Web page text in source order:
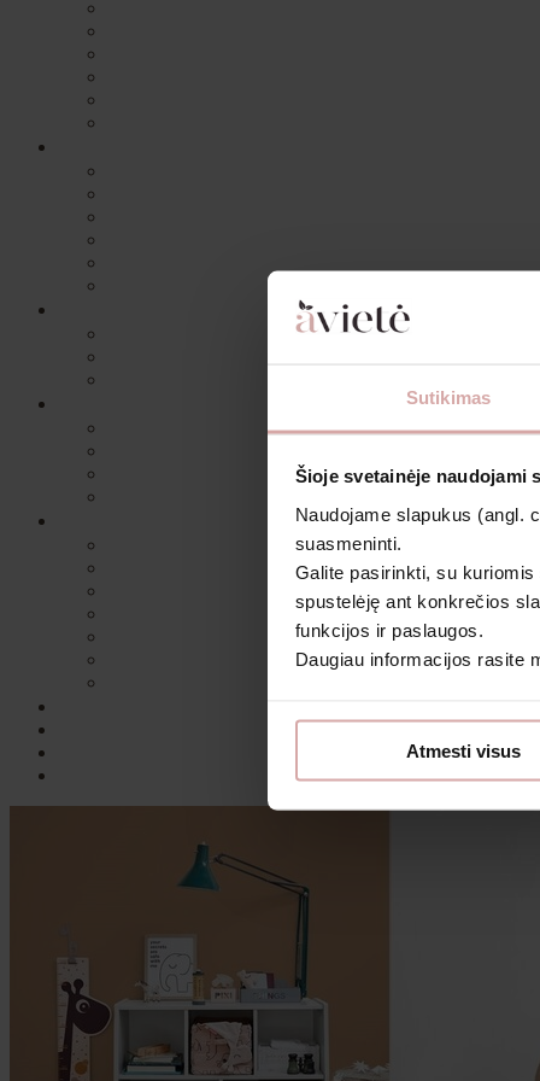
Sutikimas
Šioje svetainėje naudojami
Naudojame slapukus (angl.
suasmeninti.
Galite pasirinkti, su
spustelėję ant konkrečios
funkcijos ir paslaugos.
Daugiau informacijos rasite
Atmesti visus
Daugiau